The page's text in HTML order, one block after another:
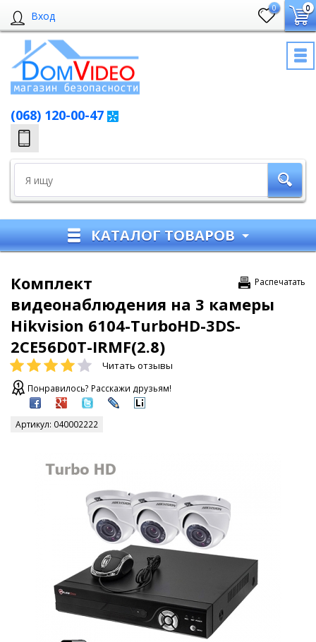
Вход
0 0
(068) 120-00-47
КАТАЛОГ ТОВАРОВ
Распечатать
Комплект
видеонаблюдения на 3 камеры
Hikvision 6104-TurboHD-3DS-
2CE56D0T-IRMF(2.8)
Читать отзывы
Понравилось? Расскажи друзьям!
Артикул: 040002222